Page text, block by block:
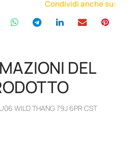
Condividi anche su:
DEL
WILD THANG 79J 6PR CST